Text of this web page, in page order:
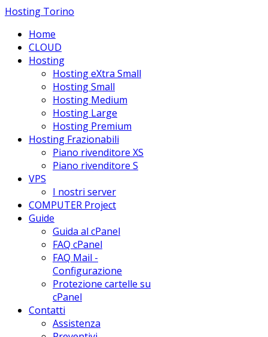
Hosting Torino
Home
CLOUD
Hosting
Hosting eXtra Small
Hosting Small
Hosting Medium
Hosting Large
Hosting Premium
Hosting Frazionabili
Piano rivenditore XS
Piano rivenditore S
VPS
I nostri server
COMPUTER Project
Guide
Guida al cPanel
FAQ cPanel
FAQ Mail -
Configurazione
Protezione cartelle su
cPanel
Contatti
Assistenza